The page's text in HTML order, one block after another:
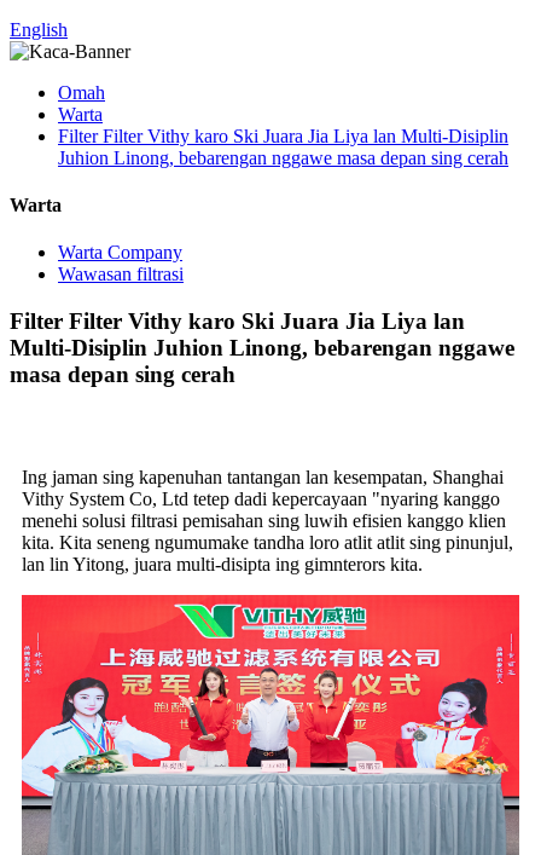
English
Omah
Warta
Filter Filter Vithy karo Ski Juara Jia Liya lan Multi-Disiplin
Juhion Linong, bebarengan nggawe masa depan sing cerah
Warta
Warta Company
Wawasan filtrasi
Filter Filter Vithy karo Ski Juara Jia Liya lan
Multi-Disiplin Juhion Linong, bebarengan nggawe
masa depan sing cerah
Ing jaman sing kapenuhan tantangan lan kesempatan, Shanghai
Vithy System Co, Ltd tetep dadi kepercayaan "nyaring kanggo
menehi solusi filtrasi pemisahan sing luwih efisien kanggo klien
kita. Kita seneng ngumumake tandha loro atlit atlit sing pinunjul,
lan lin Yitong, juara multi-disipta ing gimnterors kita.